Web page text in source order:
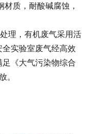
质，耐酸碱腐蚀，
理，有机废气采用活
实验室废气经高效
《大气污染物综合
。